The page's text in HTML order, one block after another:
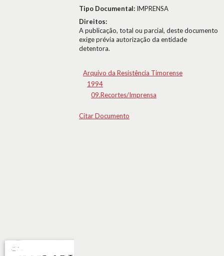
Tipo Documental: IMPRENSA
Direitos:
A publicação, total ou parcial, deste documento
exige prévia autorização da entidade
detentora.
Arquivo da Resistência Timorense
1994
09.Recortes/Imprensa
Citar Documento